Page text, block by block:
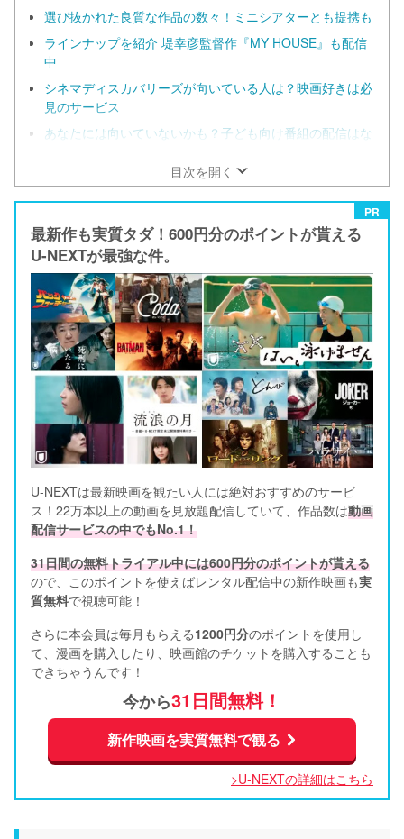
選び抜かれた良質な作品の数々！ミニシアターとも提携も
ラインナップを紹介 堤幸彦監督作『MY HOUSE』も配信
中
シネマディスカバリーズが向いている人は？映画好きは必
見のサービス
あなたには向いていないかも？子ども向け番組の配信はな
目次を開く
PR
最新作も実質タダ！600円分のポイントが貰える
U-NEXTが最強な件。
U-NEXTは最新映画を観たい人には絶対おすすめのサービ
ス！22万本以上の動画を見放題配信していて、作品数は動画
配信サービスの中でもNo.1！
31日間の無料トライアル中には600円分のポイントが貰える
ので、このポイントを使えばレンタル配信中の新作映画も実
質無料で視聴可能！
さらに本会員は毎月もらえる1200円分のポイントを使用し
て、漫画を購入したり、映画館のチケットを購入することも
できちゃうんです！
今から31日間無料！
新作映画を実質無料で観る
>U-NEXTの詳細はこちら